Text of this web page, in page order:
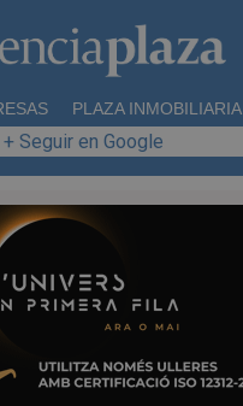
PLAZA INMOBILIARIA
+ Seguir en Google